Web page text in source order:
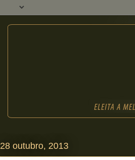
28 outubro, 2013